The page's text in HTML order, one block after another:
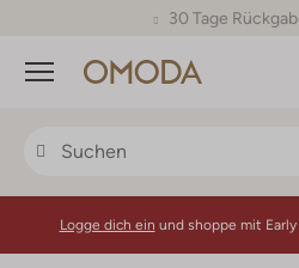
30 Tage
Menü
Logge dich ein und shoppe mit